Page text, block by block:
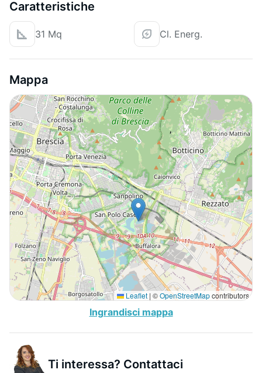
Caratteristiche
31 Mq Cl. Energ.
Mappa
Leaflet | ©OpenStreetMapcontributors
Ingrandisci mappa
Ti interessa? Contattaci